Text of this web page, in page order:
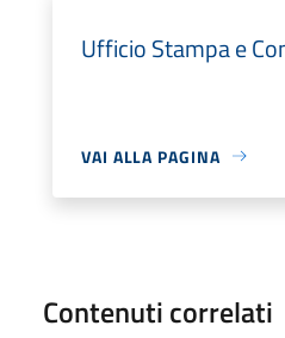
Ufficio Stampa e
VAI ALLA PAGINA
Contenuti correlati